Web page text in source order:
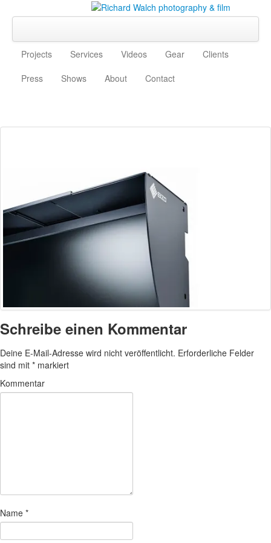
Projects Services Videos Gear
Clients
Press
Shows About Contact
Schreibe einen Kommentar
Deine E-Mail-Adresse wird nicht veröffentlicht. Erforderliche Felder
sind mit * markiert
Kommentar
Name *